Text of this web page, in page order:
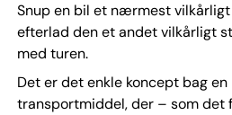
Snup en bil et nærmest
efterlad den et andet vilkårligt
med turen.
Det er det enkle koncept bag
transportmiddel, der – som det